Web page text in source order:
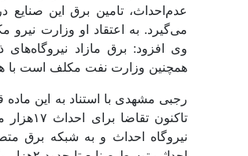
عدم‌احداث، تامین برق این
می‌گیرد. به اعتقاد او وزارت نیرو
وی افزود: برق مازاد
همچنین وزارت نفت مکلف است با
رجبی مشهدی با استناد به این
نیروگاه احداث و به شبکه برق